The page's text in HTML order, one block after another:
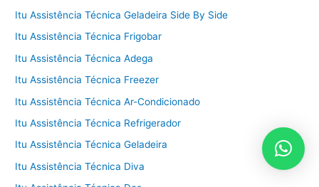
Itu Assistência Técnica Geladeira Side By Side
Itu Assistência Técnica Frigobar
Itu Assistência Técnica Adega
Itu Assistência Técnica Freezer
Itu Assistência Técnica Ar-Condicionado
Itu Assistência Técnica Refrigerador
Itu Assistência Técnica Geladeira
Itu Assistência Técnica Diva